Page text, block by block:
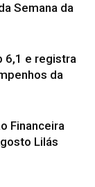
Semana da
6,1 e registra
da
Financeira
Lilás